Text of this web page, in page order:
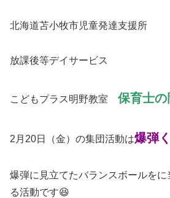
北海道苫小牧市児童発達支援所
放課後等デイサービス
こどもプラス明野教室 保育士の
2月20日（金）の集団活動は爆弾
爆弾に見立てたバランスボールを
る活動です😆